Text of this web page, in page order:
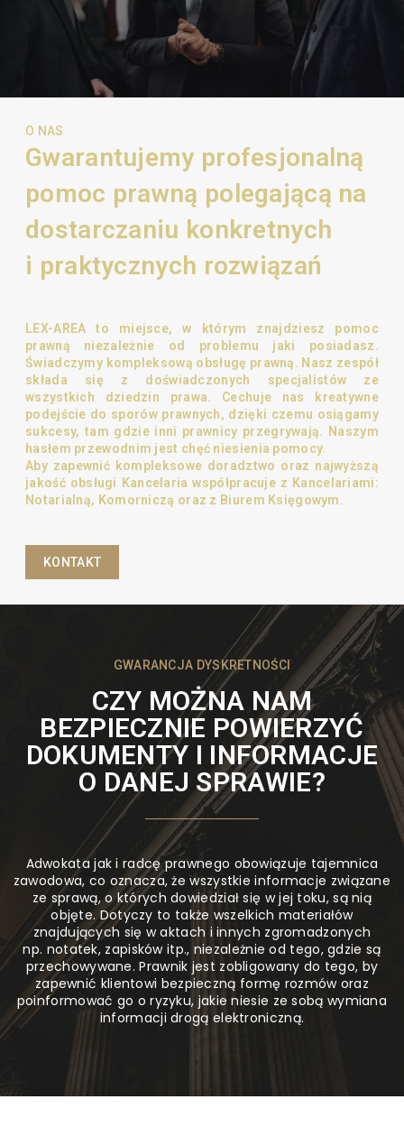
O NAS
Gwarantujemy profesjonalną
pomoc prawną polegającą na
dostarczaniu konkretnych
i praktycznych rozwiązań
LEX-AREA to miejsce, w którym znajdziesz pomoc
prawną niezależnie od problemu jaki posiadasz.
Świadczymy kompleksową obsługę prawną. Nasz zespół
składa się z doświadczonych specjalistów ze
wszystkich dziedzin prawa. Cechuje nas kreatywne
podejście do sporów prawnych, dzięki czemu osiągamy
sukcesy, tam gdzie inni prawnicy przegrywają. Naszym
hasłem przewodnim jest chęć niesienia pomocy.
Aby zapewnić kompleksowe doradztwo oraz najwyższą
jakość obsługi Kancelaria współpracuje z Kancelariami:
Notarialną, Komorniczą oraz z Biurem Księgowym.
KONTAKT
GWARANCJA DYSKRETNOŚCI
CZY MOŻNA NAM
BEZPIECZNIE POWIERZYĆ
DOKUMENTY I INFORMACJE
O DANEJ SPRAWIE?
Adwokata jak i radcę prawnego obowiązuje tajemnica
zawodowa, co oznacza, że wszystkie informacje związane
ze sprawą, o których dowiedział się w jej toku, są nią
objęte. Dotyczy to także wszelkich materiałów
znajdujących się w aktach i innych zgromadzonych
np. notatek, zapisków itp., niezależnie od tego, gdzie są
przechowywane. Prawnik jest zobligowany do tego, by
zapewnić klientowi bezpieczną formę rozmów oraz
poinformować go o ryzyku, jakie niesie ze sobą wymiana
informacji drogą elektroniczną.